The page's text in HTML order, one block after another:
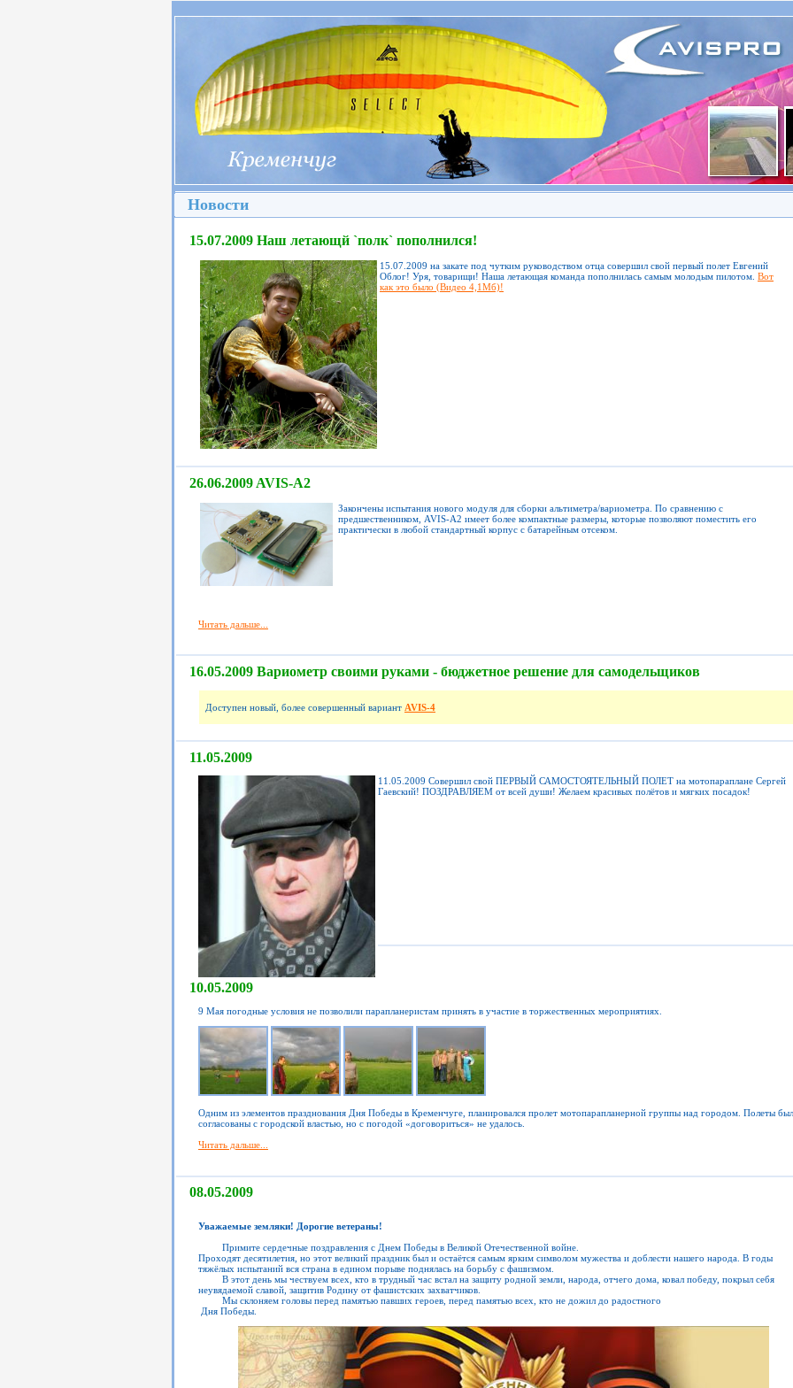
Новости
15.07.2009 Наш летающй `полк` пополнился!
15.07.2009 на закате под чутким руководством отца совершил свой первый полет Евгений
Облог! Уря, товарищи! Наша летающая команда пополнилась самым молодым пилотом. Вот
как это было (Видео 4,1Мб)!
26.06.2009 AVIS-A2
Закончены испытания нового модуля для сборки альтиметра/вариометра. По сравнению с
предшественником, AVIS-A2 имеет более компактные размеры, которые позволяют поместить его
практически в любой стандартный корпус с батарейным отсеком.
Читать дальше...
16.05.2009 Вариометр своими руками - бюджетное решение для самодельщиков
Доступен новый, более совершенный вариант AVIS-4
11.05.2009
11.05.2009 Совершил свой ПЕРВЫЙ САМОСТОЯТЕЛЬНЫЙ ПОЛЕТ на мотопараплане Сергей
Гаевский! ПОЗДРАВЛЯЕМ от всей души! Желаем красивых полётов и мягких посадок!
10.05.2009
9 Мая погодные условия не позволили парапланеристам принять в участие в торжественных мероприятиях.
Одним из элементов празднования Дня Победы в Кременчуге, планировался пролет мотопарапланерной группы над городом. Полеты
согласованы с городской властью, но с погодой «договориться» не удалось.
Читать дальше...
08.05.2009
Уважаемые земляки! Дорогие ветераны!
Примите сердечные поздравления с Днем Победы в Великой Отечественной войне.
Проходят десятилетия, но этот великий праздник был и остаётся самым ярким символом мужества и доблести нашего народа. В годы
тяжёлых испытаний вся страна в едином порыве поднялась на борьбу с фашизмом.
В этот день мы чествуем всех, кто в трудный час встал на защиту родной земли, народа, отчего дома, ковал победу, покрыл себя
неувядаемой славой, защитив Родину от фашистских захватчиков.
Мы склоняем головы перед памятью павших героев, перед памятью всех, кто не дожил до радостного
Дня Победы.